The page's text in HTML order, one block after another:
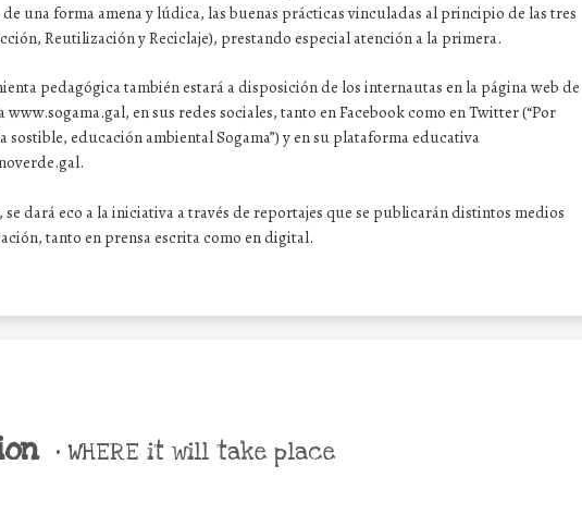
una forma amena y lúdica, las buenas prácticas vinculadas al principio de las tres
Reutilización y Reciclaje), prestando especial atención a la primera.
pedagógica también estará a disposición de los internautas en la página web de
www.sogama.gal, en sus redes sociales, tanto en Facebook como en Twitter (“Por
sostible, educación ambiental Sogama”) y en su plataforma educativa
dará eco a la iniciativa a través de reportajes que se publicarán distintos medios
tanto en prensa escrita como en digital.
• WHERE it will take place